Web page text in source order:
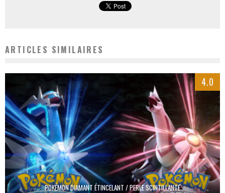
ARTICLES SIMILAIRES
4.0
POKÉMON DIAMANT ÉTINCELANT / PERLE SCINTILLANTE